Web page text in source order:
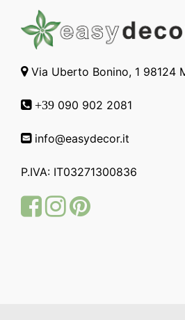
Via Uberto Bonino, 1 98124
+39 090 902 2081
info@easydecor.it
P.IVA: IT03271300836
FacebookInstagram
Pinterest